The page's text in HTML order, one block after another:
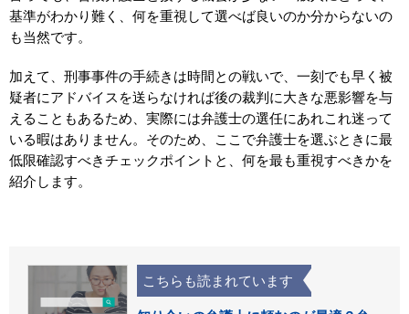
基準がわかり難く、何を重視して選べば良いのか分からないの
も当然です。
加えて、刑事事件の手続きは時間との戦いで、一刻でも早く被
疑者にアドバイスを送らなければ後の裁判に大きな悪影響を与
えることもあるため、実際には弁護士の選任にあれこれ迷って
いる暇はありません。そのため、ここで弁護士を選ぶときに最
低限確認すべきチェックポイントと、何を最も重視すべきかを
紹介します。
こちらも読まれています